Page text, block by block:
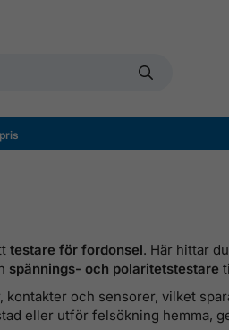
testare för fordonsel. Här hittar
spännings- och polaritetstestare
och sensorer, vilket
eller utför felsökning hemma,